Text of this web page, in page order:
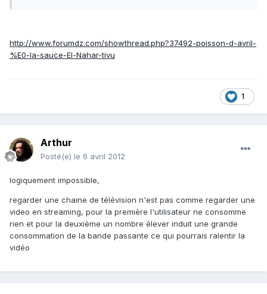
http://www.forumdz.com/showthread.php?37492-poisson-d-avril-
%E0-la-sauce-El-Nahar-tivu
1
Arthur
Posté(e) le 6 avril 2012
logiquement impossible,
regarder une chaine de télévision n'est pas comme regarder une
video en streaming, pour la première l'utilisateur ne consomme
rien et pour la deuxième un nombre élever induit une grande
consommation de la bande passante ce qui pourrais ralentir la
vidéo